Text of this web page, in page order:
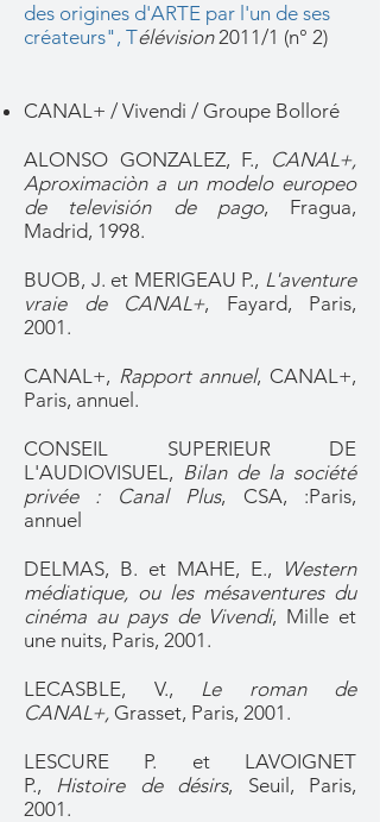
des origines d'ARTE par l'un de ses
créateurs", Télévision 2011/1 (n° 2)
CANAL+ / Vivendi / Groupe Bolloré
ALONSO GONZALEZ, F., CANAL+,
Aproximaciòn a un modelo europeo
de televisión de pago, Fragua,
Madrid, 1998.
BUOB, J. et MERIGEAU P., L'aventure
vraie de CANAL+, Fayard, Paris,
2001.
CANAL+, Rapport annuel, CANAL+,
Paris, annuel.
CONSEIL SUPERIEUR DE
L'AUDIOVISUEL, Bilan de la société
privée : Canal Plus, CSA, :Paris,
annuel
DELMAS, B. et MAHE, E., Western
médiatique, ou les mésaventures du
cinéma au pays de Vivendi, Mille et
une nuits, Paris, 2001.
LECASBLE, V., Le roman de
CANAL+, Grasset, Paris, 2001.
LESCURE P. et LAVOIGNET
P., Histoire de désirs, Seuil, Paris,
2001.